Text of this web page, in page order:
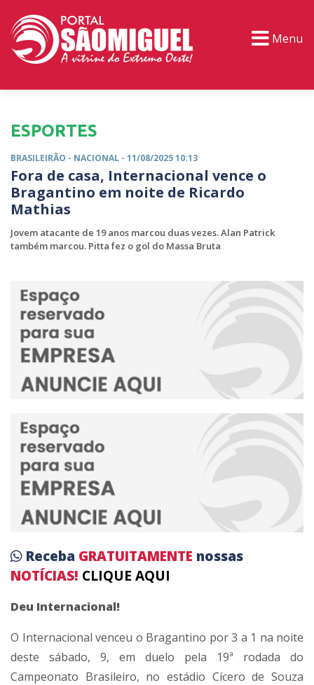
Menu
ESPORTES
BRASILEIRÃO - NACIONAL - 11/08/2025 10:13
Fora de casa, Internacional vence o
Bragantino em noite de Ricardo
Mathias
Jovem atacante de 19 anos marcou duas vezes. Alan Patrick
também marcou. Pitta fez o gol do Massa Bruta
Receba GRATUITAMENTE nossas
NOTÍCIAS! CLIQUE AQUI
Deu Internacional!
O Internacional venceu o Bragantino por 3 a 1 na noite
deste sábado, 9, em duelo pela 19ª rodada do
Campeonato Brasileiro, no estádio Cícero de Souza